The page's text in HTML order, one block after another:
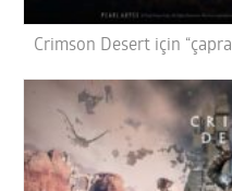
Crimson Desert için